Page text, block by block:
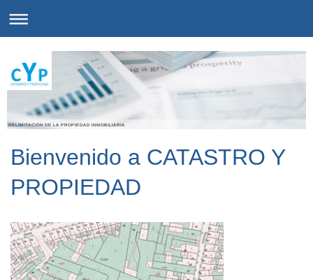
DELIMITACIÓN DE LA PROPIEDAD INMOBILIARIA
Bienvenido a CATASTRO Y
PROPIEDAD